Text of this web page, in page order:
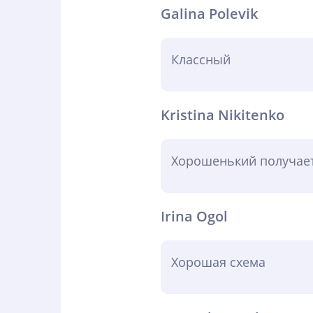
Galina Polevik
Классный
Kristina Nikitenko
Хорошенький
Irina Ogol
Хорошая схема